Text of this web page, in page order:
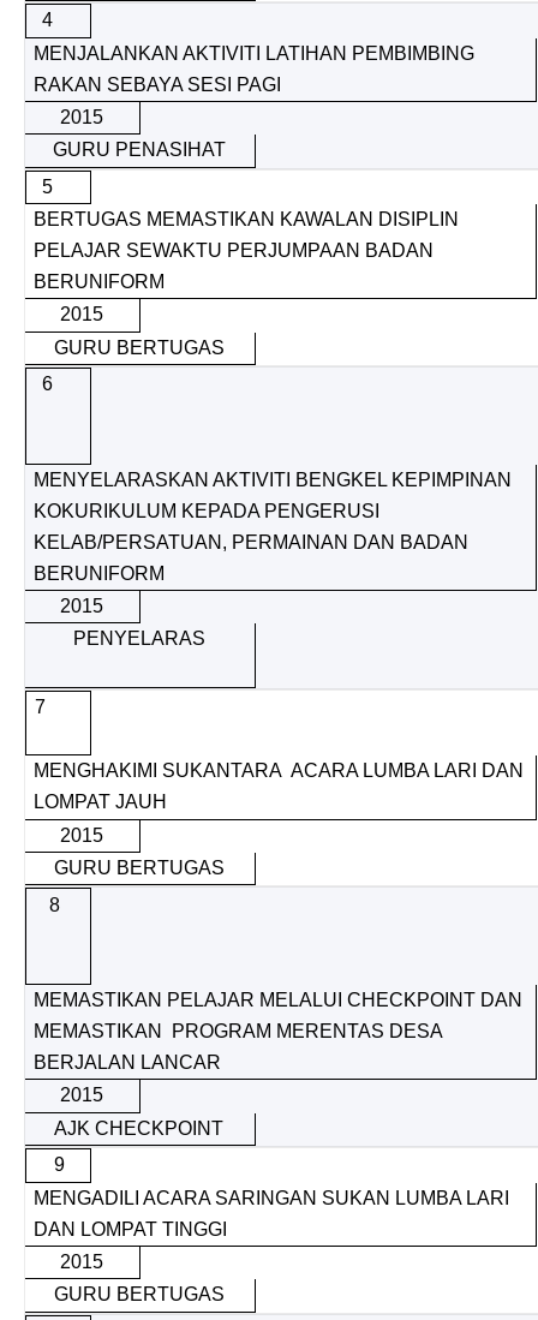
4
MENJALANKAN AKTIVITI LATIHAN PEMBIMBING
RAKAN SEBAYA SESI PAGI
2015
GURU PENASIHAT
5
BERTUGAS MEMASTIKAN KAWALAN DISIPLIN
PELAJAR SEWAKTU PERJUMPAAN BADAN
BERUNIFORM
2015
GURU BERTUGAS
6
MENYELARASKAN AKTIVITI BENGKEL KEPIMPINAN
KOKURIKULUM KEPADA PENGERUSI
KELAB/PERSATUAN, PERMAINAN DAN BADAN
BERUNIFORM
2015
PENYELARAS
7
MENGHAKIMI SUKANTARA ACARA LUMBA LARI DAN
LOMPAT JAUH
2015
GURU BERTUGAS
8
MEMASTIKAN PELAJAR MELALUI CHECKPOINT DAN
MEMASTIKAN PROGRAM MERENTAS DESA
BERJALAN LANCAR
2015
AJK CHECKPOINT
9
MENGADILI ACARA SARINGAN SUKAN LUMBA LARI
DAN LOMPAT TINGGI
2015
GURU BERTUGAS